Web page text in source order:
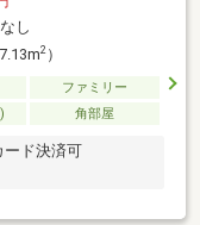
なし
2）
ファミリー
角部屋
ード決済可